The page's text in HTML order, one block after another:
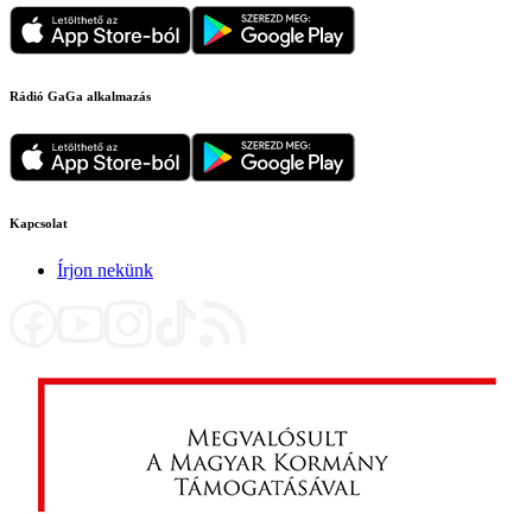
Rádió GaGa alkalmazás
Kapcsolat
Írjon nekünk